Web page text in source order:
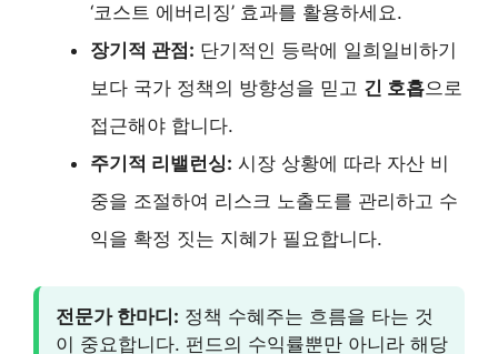
‘코스트 에버리징’ 효과를 활용하세요.
장기적 관점: 단기적인 등락에 일희일비하기
보다 국가 정책의 방향성을 믿고 긴 호흡으로
접근해야 합니다.
주기적 리밸런싱: 시장 상황에 따라 자산 비
중을 조절하여 리스크 노출도를 관리하고 수
익을 확정 짓는 지혜가 필요합니다.
전문가 한마디: 정책 수혜주는 흐름을 타는 것
이 중요합니다. 펀드의 수익률뿐만 아니라 해당